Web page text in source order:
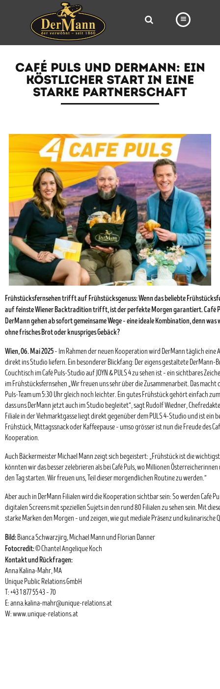
FILIALEN
BÄCKEREI
VORBESTELLUNG
NEWS
KARRIERE
VIDEOS
CAFÉ PULS UND DERMANN: EIN
KÖSTLICHER START IN EINE
STARKE PARTNERSCHAFT
Frühstücksfernsehen trifft auf Frühstücksgenuss: Wenn das beliebte
auf feinste Wiener Backtradition trifft, ist der perfekte Morgen garantiert. Café
DerMann gehen ab sofort gemeinsame Wege – eine ideale Kombination, denn
ohne frisches Brot oder knuspriges Gebäck?
Wien, 06. Mai 2025– Im Rahmen der neuen Kooperation wird DerMann täglich eine
direkt ins Studio liefern. Ein besonderer Blickfang: Der eigens gestaltete DerMann-
Couchtisch im Café Puls-Studio auf JOYN & PULS 4 zu sehen ist – ein sichtbares
im Frühstücksfernsehen „Wir freuen uns sehr über die Zusammenarbeit. Das macht
Puls-Team um 5:30 Uhr gleich noch leichter. Ein gutes Frühstück gehört einfach
dass uns DerMann jetzt auch im Studio begleitet“, sagt Rudolf Wiedner,
Filiale in der Viehmarktgasse liegt direkt gegenüber dem PULS 4-Studio und ist
Frühstück, Mittagssnack oder Kaffeepause – umso grösser ist nun die Freude des
Kooperation.
Auch Bäckermeister Michael Mann zeigt sich begeistert: „Frühstück ist die
könnten wir das besser zelebrieren als bei Café Puls, wo Millionen
den Tag starten. Wir freuen uns, Teil dieser morgendlichen Routine zu werden.“
Aber auch in DerMann Filialen wird die Kooperation sichtbar sein: So werden Café
digitalen Screens mit speziellen Sujets in den rund 80 Filialen zu sehen sein. Mit
starke Marken den Morgen – und zeigen, wie gut mediale Präsenz und kulinarische
Bild: Bianca Schwarzjirg, Michael Mann und Florian Danner
Fotocredit:© Chantel Angelique Koch
Kontakt und Rückfragen:
Anna Kalina-Mahr, MA
Unique Public Relations GmbH
T: +43 1 877 55 43 – 70
E:anna.kalina-mahr@unique-relations.at
W:www.unique-relations.at